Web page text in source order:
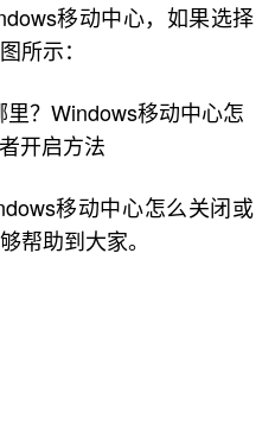
移动中心，如果选择
所示：
移动中心怎么关闭或
帮助到大家。